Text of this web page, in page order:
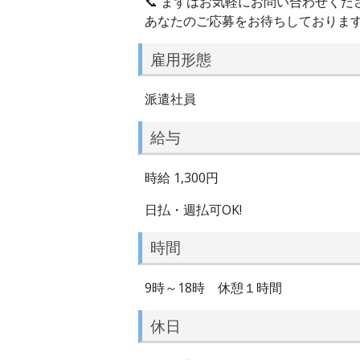
あなたのご応募をお待ちしておりま
雇用形態
派遣社員
給与
時給 1,300円
日払・週払可OK!
時間
9時～18時 休憩１時間
休日